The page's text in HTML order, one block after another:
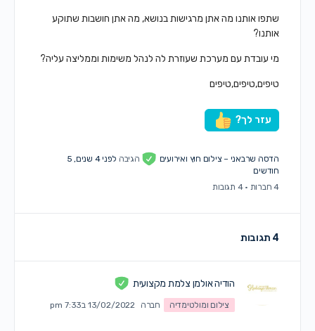
שתפו אותנו מה אתן מרגישות בנושא, מה אתן חושבות שתוקע
אותנו?
מי עובדת עם מערכת שעוזרת לה לנהל משימות וממליצה עליה?
טיפים,טיפים,טיפים
עזר לך?
הדסה שרבאני – צילום חוץ ואירועים הגיבה
לפני 4 שנים, 5
חודשים
4 חברות
· 4 תגובות
4 תגובות
הודיה אולמן צלמת מקצועית
צילום ומולטימדיה חברה 13/02/2022 ב7:33 pm